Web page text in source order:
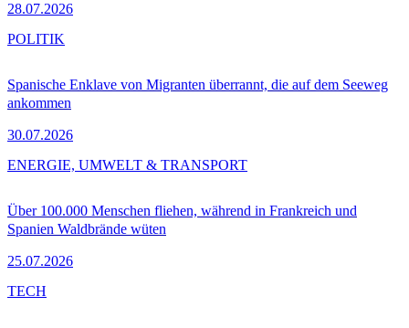
28.07.2026
Spanische Enklave von Migranten überrannt, die auf dem Seeweg
ankommen
30.07.2026
POLITIK
Über 100.000 Menschen fliehen, während in Frankreich und
Spanien Waldbrände wüten
25.07.2026
ENERGIE, UMWELT & TRANSPORT
TECH